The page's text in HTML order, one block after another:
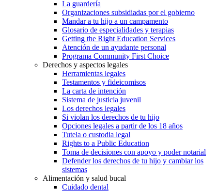
La guardería
Organizaciones subsidiadas por el gobierno
Mandar a tu hijo a un campamento
Glosario de especialidades y terapias
Getting the Right Education Services
Atención de un ayudante personal
Programa Community First Choice
Derechos y aspectos legales
Herramientas legales
Testamentos y fideicomisos
La carta de intención
Sistema de justicia juvenil
Los derechos legales
Si violan los derechos de tu hijo
Opciones legales a partir de los 18 años
Tutela o custodia legal
Rights to a Public Education
Toma de decisiones con apoyo y poder notarial
Defender los derechos de tu hijo y cambiar los
sistemas
Alimentación y salud bucal
Cuidado dental